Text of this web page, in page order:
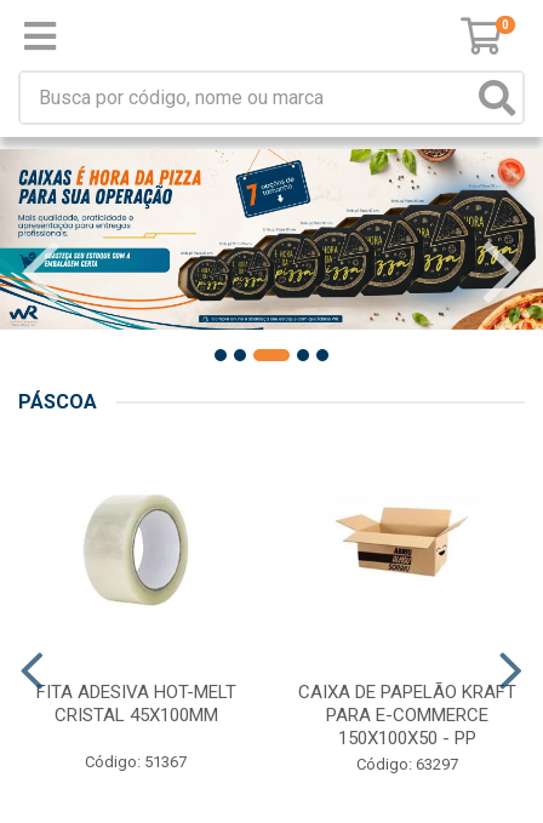
0
PÁSCOA
FITA ADESIVA HOT-MELT
CRISTAL 45X100MM
Código: 51367
CAIXA DE PAPELÃO KRAFT
PARA E-COMMERCE
150X100X50 - PP
Código: 63297